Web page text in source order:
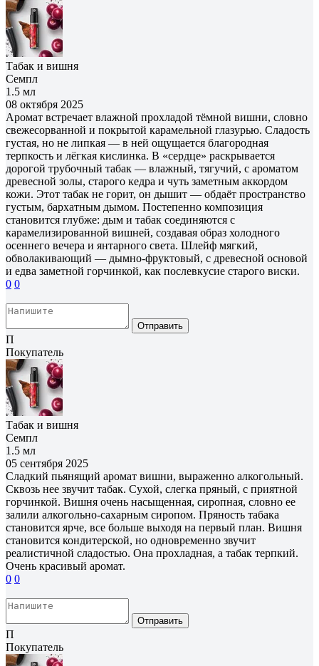
Табак и вишня
Семпл
1.5 мл
08 октября 2025
Аромат встречает влажной прохладой тёмной вишни, словно
свежесорванной и покрытой карамельной глазурью. Сладость
густая, но не липкая — в ней ощущается благородная
терпкость и лёгкая кислинка. В «сердце» раскрывается
дорогой трубочный табак — влажный, тягучий, с ароматом
древесной золы, старого кедра и чуть заметным аккордом
кожи. Этот табак не горит, он дышит — обдаёт пространство
густым, бархатным дымом. Постепенно композиция
становится глубже: дым и табак соединяются с
карамелизированной вишней, создавая образ холодного
осеннего вечера и янтарного света. Шлейф мягкий,
обволакивающий — дымно-фруктовый, с древесной основой
и едва заметной горчинкой, как послевкусие старого виски.
0 0
Отправить
П
Покупатель
Табак и вишня
Семпл
1.5 мл
05 сентября 2025
Сладкий пьянящий аромат вишни, выраженно алкогольный.
Сквозь нее звучит табак. Сухой, слегка пряный, с приятной
горчинкой. Вишня очень насыщенная, сиропная, словно ее
залили алкогольно-сахарным сиропом. Пряность табака
становится ярче, все больше выходя на первый план. Вишня
становится кондитерской, но одновременно звучит
реалистичной сладостью. Она прохладная, а табак терпкий.
Очень красивый аромат.
0 0
Отправить
П
Покупатель